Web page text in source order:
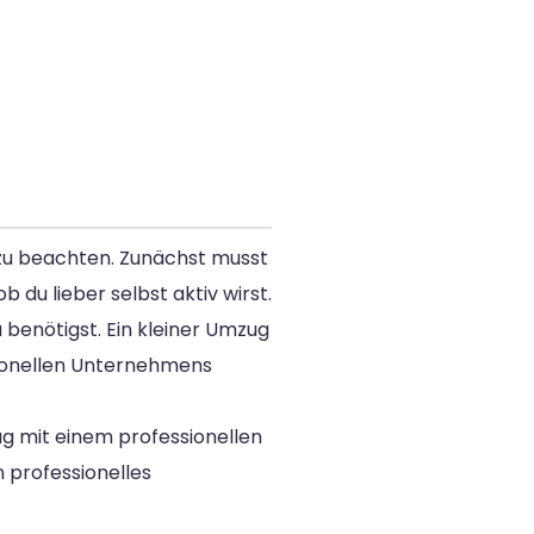
beachten. Zunächst musst
du lieber selbst aktiv wirst.
Ein kleiner Umzug
Unternehmens
mit einem professionellen
professionelles